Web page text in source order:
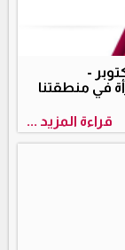
-
في منطقتنا
قراءة المزيد ...